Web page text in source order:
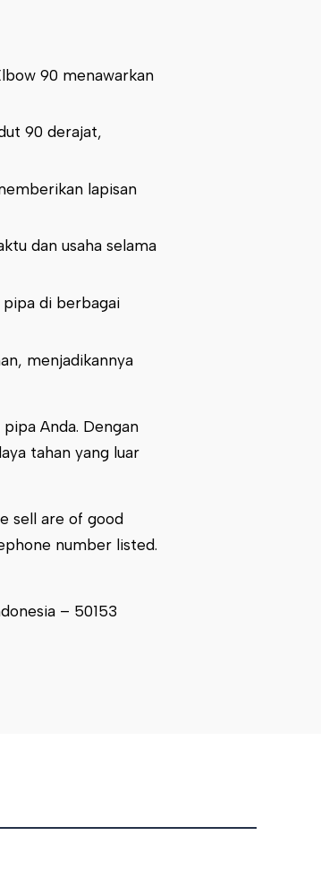
90 menawarkan
90 derajat,
lapisan
dan usaha selama
pipa di berbagai
menjadikannya
Anda. Dengan
tahan yang luar
sell are of good
number listed.
– 50153